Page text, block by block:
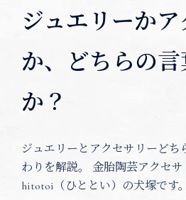
ジュエリーか
か、どちらの
か？
ジュエリーとアクセサリーどち
わりを解説。 金胎陶芸アクセサ
hitotoi（ひととい）の犬塚です